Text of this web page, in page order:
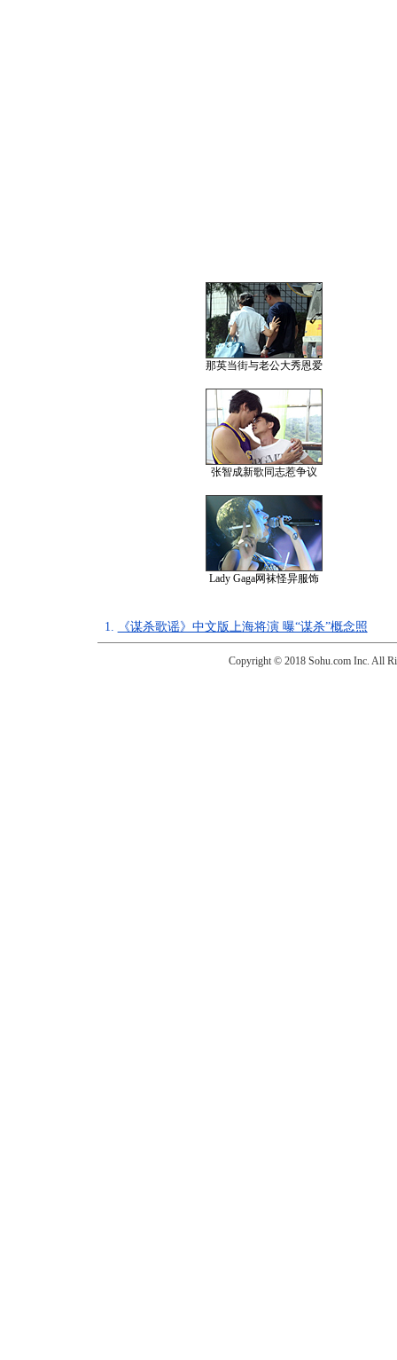
那英当街与老公大秀恩爱
张智成新歌同志惹争议
Lady Gaga网袜怪异服饰
1. 《谋杀歌谣》中文版上海将演 曝“谋杀”概念照
Copyright © 2018 Sohu.com Inc. All